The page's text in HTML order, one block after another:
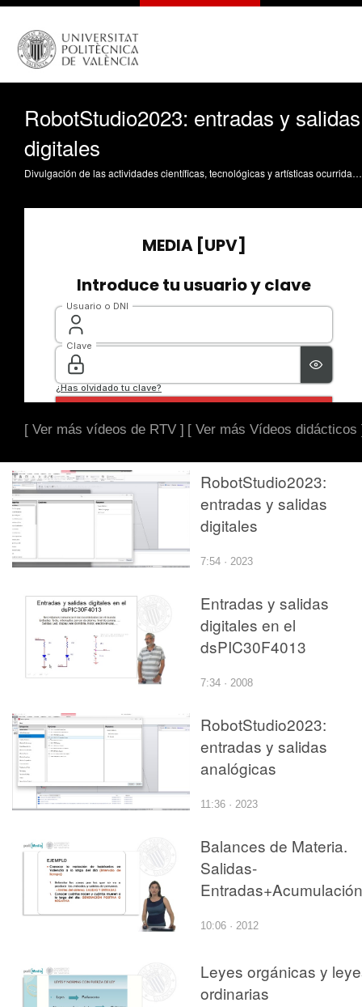
RobotStudio2023: entradas y salidas
digitales
Divulgación de las actividades científicas, tecnológicas y artísticas ocurridas en los tres campus de la UPV
[ Ver más vídeos de RTV ] [ Ver más Vídeos didácticos
RobotStudio2023:
entradas y salidas
digitales
7:54 · 2023
Entradas y salidas
digitales en el
dsPIC30F4013
7:34 · 2008
RobotStudio2023:
entradas y salidas
analógicas
11:36 · 2023
Balances de Materia.
Salidas-
10:06 · 2012
Leyes orgánicas y
ordinarias